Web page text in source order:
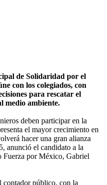
de Solidaridad por el
con los colegiados, con
para rescatar el
medio ambiente.
deben participar en la
el mayor crecimiento en
hacer una gran alianza
anunció el candidato a la
Fuerza por México, Gabriel
contador público, con la